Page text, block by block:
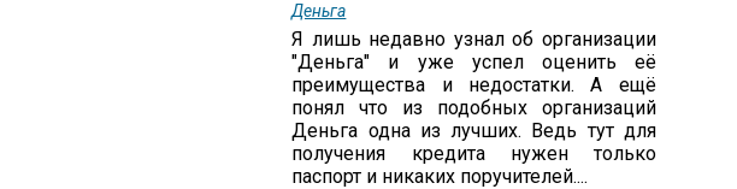
Деньга
Я лишь недавно узнал об организации
"Деньга" и уже успел оценить её
преимущества и недостатки. А ещё
понял что из подобных организаций
Деньга одна из лучших. Ведь тут для
получения кредита нужен только
паспорт и никаких поручителей....